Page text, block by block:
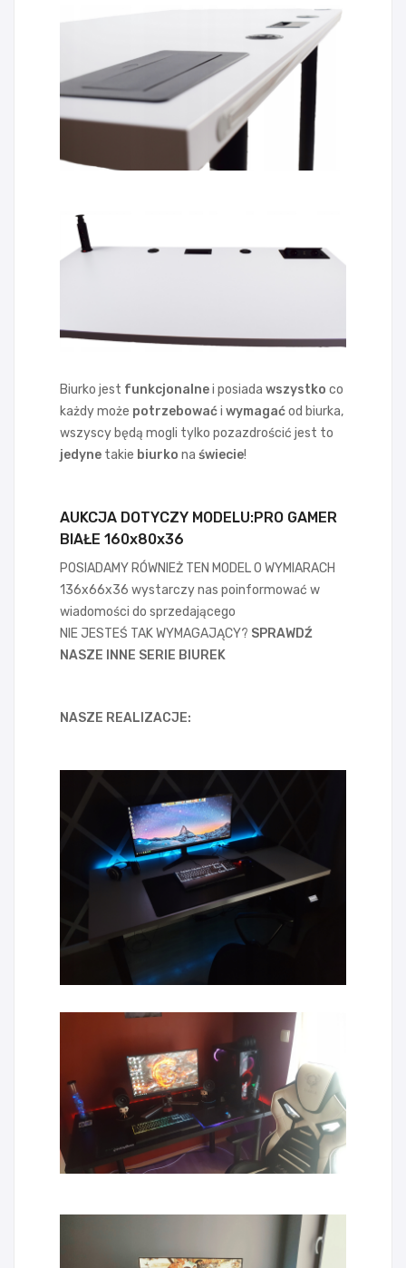
Biurko jest funkcjonalnei posiada wszystko co
każdy może potrzebowaći wymagaćod biurka,
wszyscy będą mogli tylko pozazdrościć jest to
jedyne takie biurko na świecie!
AUKCJA DOTYCZY MODELU:PRO GAMER
BIAŁE 160x80x36
POSIADAMY RÓWNIEŻ TEN MODEL O WYMIARACH
136x66x36 wystarczy nas poinformować w
wiadomości do sprzedającego
NIE JESTEŚ TAK WYMAGAJĄCY? SPRAWDŹ
NASZE INNE SERIE BIUREK
NASZE REALIZACJE: